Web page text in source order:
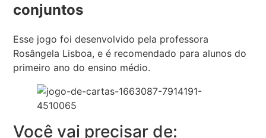
conjuntos
Esse jogo foi desenvolvido pela professora
Rosângela Lisboa, e é recomendado para alunos do
primeiro ano do ensino médio.
Você vai precisar de: